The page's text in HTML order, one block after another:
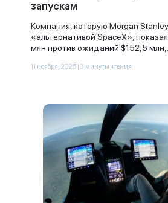
запускам
Компания, которую Morgan
«альтернативой SpaceX»,
млн против ожиданий $152,5 млн,...
11 ноября, 2025 | 3 минуты чтения